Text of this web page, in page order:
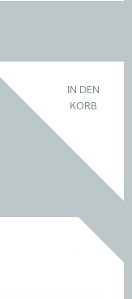
IN DEN
KORB